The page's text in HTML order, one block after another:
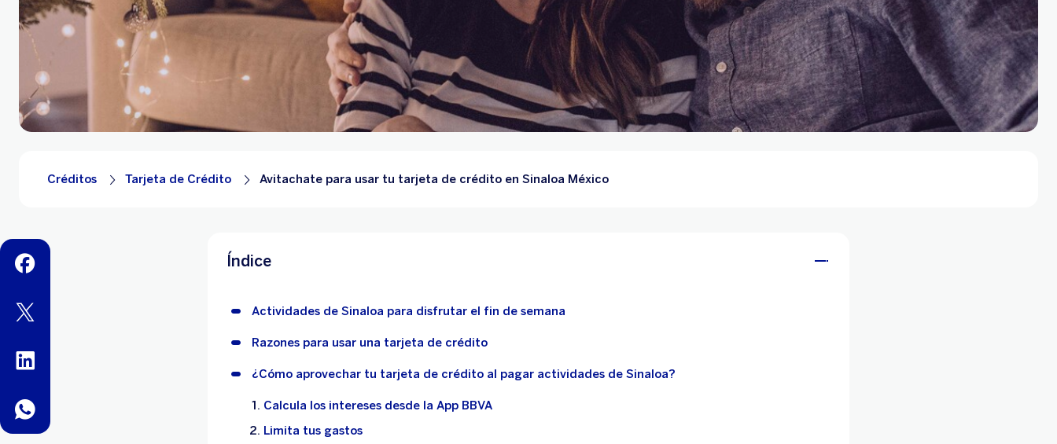
facebook
twitter
linkedin
whatsapp
Créditos Tarjeta de Crédito Avitachate para usar tu tarjeta de crédito en Sinaloa México
Índice
Actividades de Sinaloa para disfrutar el fin de semana
Razones para usar una tarjeta de crédito
¿Cómo aprovechar tu tarjeta de crédito al pagar actividades de Sinaloa?
Calcula los intereses desde la App BBVA
Limita tus gastos